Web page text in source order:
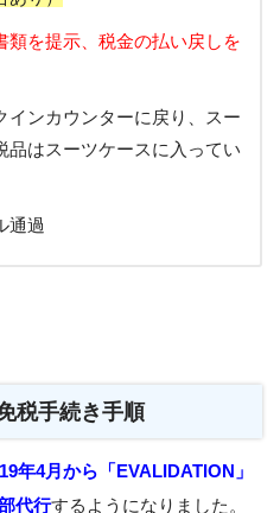
類を提示、税金の払い戻しを
インカウンターに戻り、スー
品はスーツケースに入ってい
通過
税手続き手順
年4月から「EVALIDATION」
代行するようになりました。